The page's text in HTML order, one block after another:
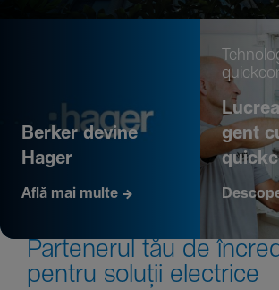
Berker devine
Hager
Află mai multe
gent
Parte­nerul tău de
pentru soluții electrice